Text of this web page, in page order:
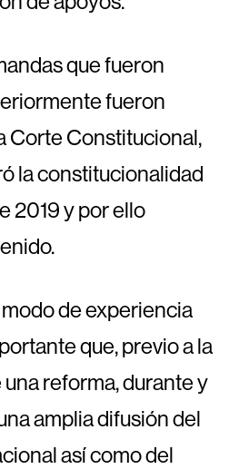
que fueron
fueron
Corte Constitucional,
la constitucionalidad
2019 y por ello
de experiencia
que, previo a la
reforma, durante y
amplia difusión del
así como del